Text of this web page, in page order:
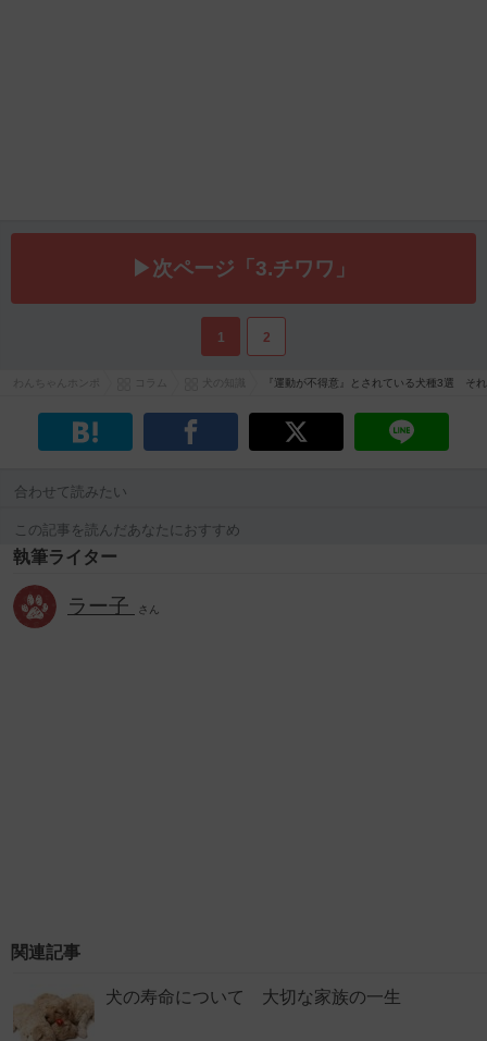
▶次ページ「3.チワワ」
1 2
『運動が不得意』とされている犬種3選 そ
合わせて読みたい
この記事を読んだあなたにおすすめ
執筆ライター
ラー子 さん
関連記事
犬の寿命について 大切な家族の一生